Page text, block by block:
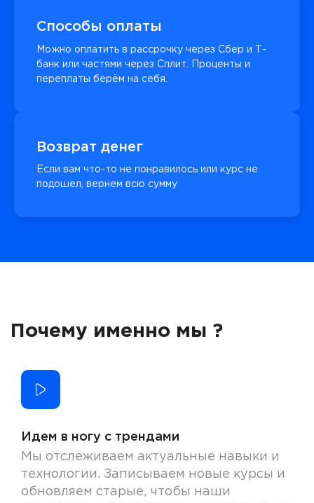
Способы оплаты
Можно оплатить в рассрочку через Сбер и Т-
банк или частями через Сплит. Проценты и
переплаты берём на себя.
Возврат денег
Если вам что-то не понравилось или курс не
подошел, вернем всю сумму
Почему именно мы ?
Идем в ногу с трендами
Мы отслеживаем актуальные навыки и
технологии. Записываем новые курсы и
обновляем старые, чтобы наши